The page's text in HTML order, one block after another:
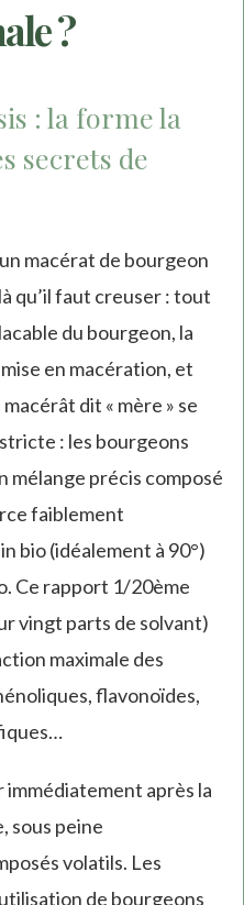
?
: la forme la
secrets de
macérat de bourgeon
qu’il faut creuser : tout
du bourgeon, la
en macération, et
dit « mère » se
: les bourgeons
mélange précis composé
faiblement
bio (idéalement à 90°)
Ce rapport 1/20ème
vingt parts de solvant)
maximale des
flavonoïdes,
après la
sous peine
volatils. Les
de bourgeons